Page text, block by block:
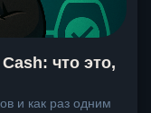
что это,
и как раз одним